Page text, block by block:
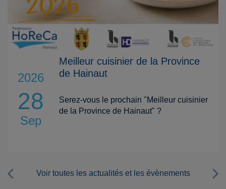
2026
28
Sep
Meilleur cuisinier de la Province
de Hainaut
Serez-vous le prochain "Meilleur cuisinier
de la Province de Hainaut" ?
Voir toutes les actualités et les évènements